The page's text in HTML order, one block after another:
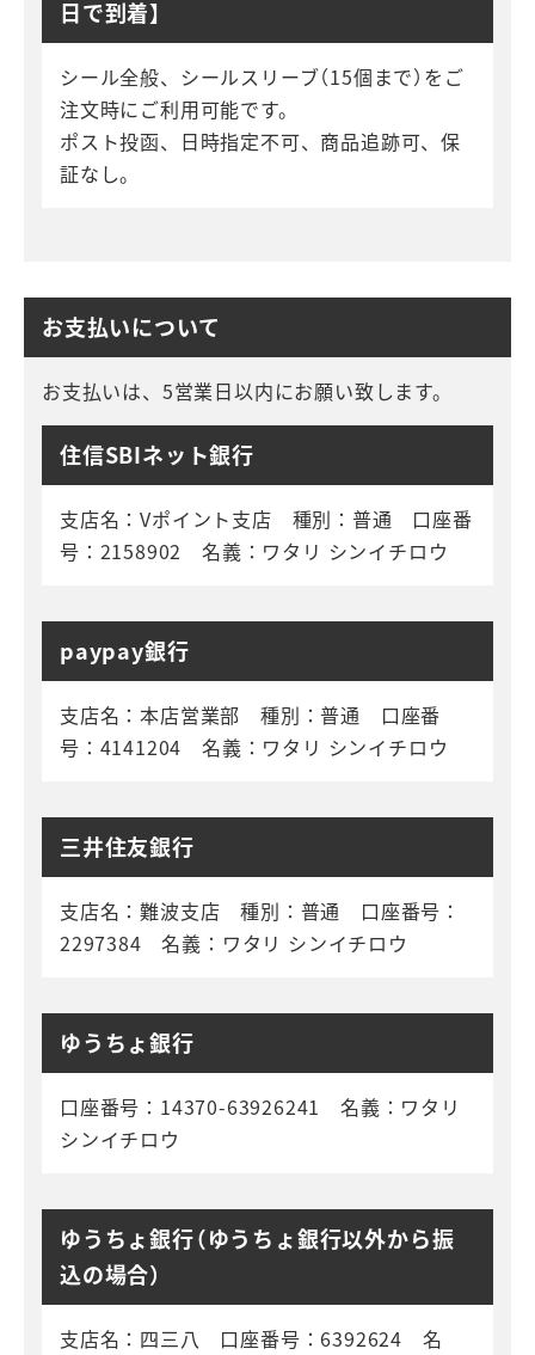
日で到着】
シール全般、シールスリーブ（15個まで）をご
注文時にご利用可能です。
ポスト投函、日時指定不可、商品追跡可、保
証なし。
お支払いについて
お支払いは、5営業日以内にお願い致します。
住信SBIネット銀行
支店名：Vポイント支店 種別：普通 口座番
号：2158902 名義：ワタリ シンイチロウ
paypay銀行
支店名：本店営業部 種別：普通 口座番
号：4141204 名義：ワタリ シンイチロウ
三井住友銀行
支店名：難波支店 種別：普通 口座番号：
2297384 名義：ワタリ シンイチロウ
ゆうちょ銀行
口座番号：14370-63926241 名義：ワタリ
シンイチロウ
ゆうちょ銀行（ゆうちょ銀行以外から振
込の場合）
支店名：四三八 口座番号：6392624 名